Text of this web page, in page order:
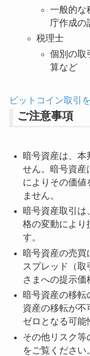
一般的な
庁作成の
税理士
個別の取
算など
ビットコイン取引
ご注意事項
暗号資産は、本
せん。暗号資産
によりその価値
ません。
暗号資産取引は
格の変動により
す。
暗号資産の売買
スプレッド（
さまへの提示価
暗号資産の移転
資産の移転が不
ゼロとなる可能
その他リスク等
をご覧ください。